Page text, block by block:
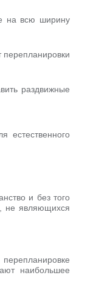
на всю ширину
перепланировки
раздвижные
естественного
и без того
не являющихся
наибольшее